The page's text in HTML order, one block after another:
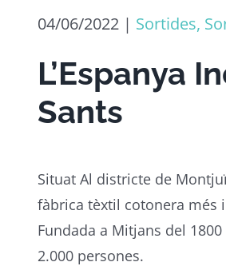
04/06/2022 | Sortides,
L’Espanya
Sants
Situat Al districte de
fàbrica tèxtil cotonera més
Fundada a Mitjans del
2.000 persones.